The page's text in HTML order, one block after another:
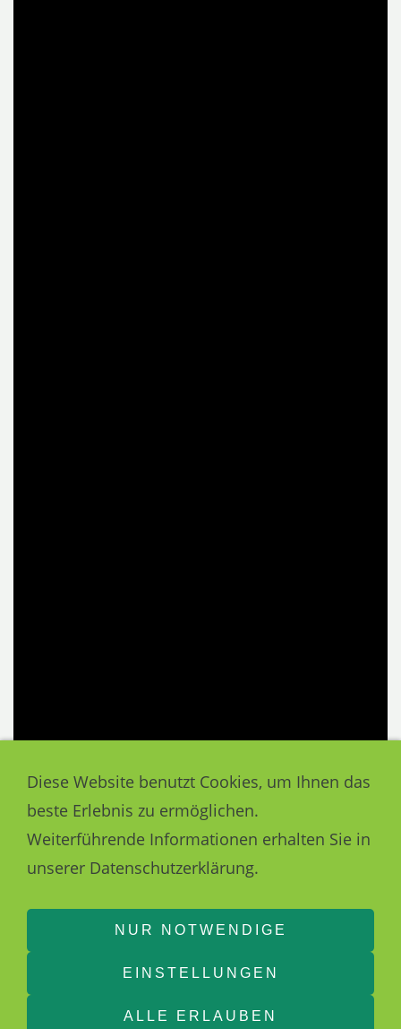
Diese Website benutzt Cookies, um Ihnen das
beste Erlebnis zu ermöglichen.
Weiterführende Informationen erhalten Sie in
unserer Datenschutzerklärung.
NUR NOTWENDIGE
EINSTELLUNGEN
ALLE ERLAUBEN